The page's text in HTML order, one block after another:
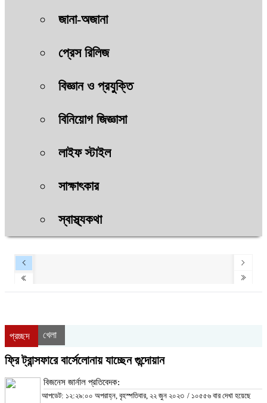
জানা-অজানা
প্রেস রিলিজ
বিজ্ঞান ও প্রযুক্তি
বিনিয়োগ জিজ্ঞাসা
লাইফ স্টাইল
সাক্ষাৎকার
স্বাস্থ্যকথা
প্রচ্ছদ খেলা
ফ্রি ট্রান্সফারে বার্সেলোনায় যাচ্ছেন গুন্দোয়ান
বিজনেস জার্নাল প্রতিবেদক:
আপডেট: ১২:২৯:০০ অপরাহ্ন, বৃহস্পতিবার, ২২ জুন ২০২৩ / ১০৫৫৬ বার দেখা হয়েছে